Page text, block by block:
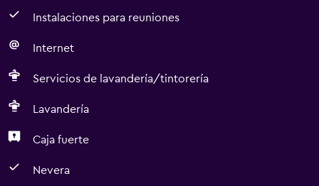
Instalaciones para reuniones
Internet
Servicios de lavandería/tintorería
Lavandería
Caja fuerte
Nevera